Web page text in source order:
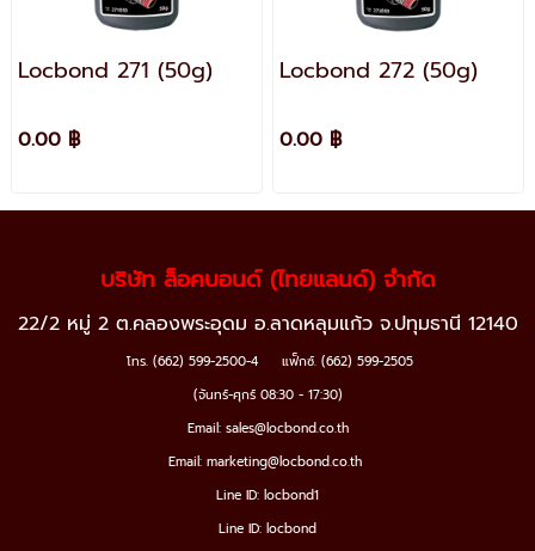
Locbond 271 (50g)
0.00 ฿
Locbond 272 (50g)
0.00 ฿
บริษัท ล็อคบอนด์ (ไทยแลนด์) จำกัด
22/2 หมู่ 2 ต.คลองพระอุดม อ.ลาดหลุมแก้ว จ.ปทุมธานี 12140
โทร. (662) 599-2500-4 แฟ็กซ์. (662) 599-2505
(จันทร์-ศุกร์ 08:30 - 17:30)
Email: sales@locbond.co.th
Email: marketing@locbond.co.th
Line ID: locbond1
Line ID: locbond